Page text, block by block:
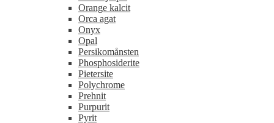
Orange kalcit
Orca agat
Onyx
Opal
Persikomånsten
Phosphosiderite
Pietersite
Polychrome
Prehnit
Purpurit
Pyrit